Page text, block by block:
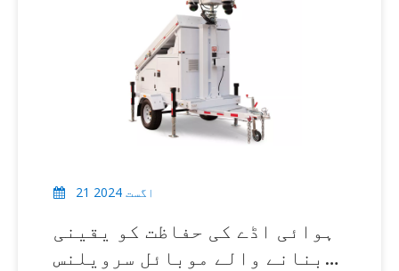
21 اگست 2024
ہوائی اڈے کی حفاظت کو یقینی
بنانے والے موبائل سرویلنس